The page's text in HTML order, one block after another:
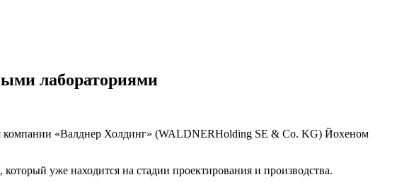
лабораториями
компании «Валднер Холдинг» (WALDNERHolding SE & Co. KG) Йохеном
уже находится на стадии проектирования и производства.